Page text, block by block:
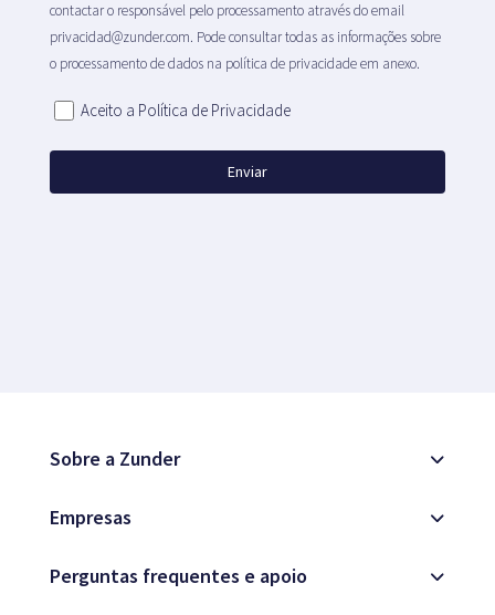
contactar o responsável pelo processamento através do email
privacidad@zunder.com. Pode consultar todas as informações sobre
o processamento de dados na política de privacidade em anexo.
Aceito a Política de Privacidade
Enviar
Sobre a Zunder
Empresas
Perguntas frequentes e apoio